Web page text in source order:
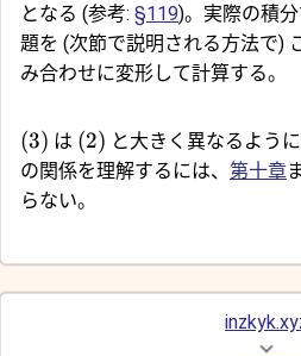
となる (参考: §119)。実際の積
題を (次節で説明される方法で)
み合わせに変形して計算する。
(3) は (2) と大きく異なるよう
の関係を理解するには、 第十章
らない。